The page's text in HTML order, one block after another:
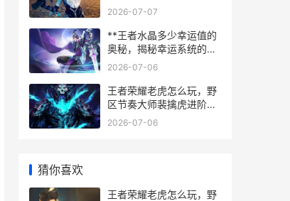
慧，副标题，资深玩家的
2026-07-07
**王者水晶多少幸运值的
奥秘，揭秘幸运系统的终
极法则**
2026-07-06
王者荣耀老虎怎么玩，野
区节奏大师裴擒虎进阶攻
略
2026-07-06
猜你喜欢
王者荣耀老虎怎么玩，野